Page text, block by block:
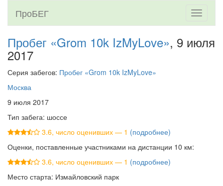
Toggle
ПроБЕГ
Пробег «Grom 10k IzMyLove», 9 июля
2017
Серия забегов: Пробег «Grom 10k IzMyLove»
Москва
9 июля 2017
Тип забега: шоссе
3.6, число оценивших — 1 (подробнее)
Оценки, поставленные участниками на дистанции 10 км:
3.6, число оценивших — 1 (подробнее)
Место старта: Измайловский парк